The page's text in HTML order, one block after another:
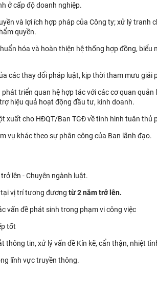
ở cấp độ doanh nghiệp.
và lợi ích hợp pháp của Công ty; xử lý tranh
quyền.
hóa và hoàn thiện hệ thống hợp đồng, biểu
các thay đổi pháp luật, kịp thời tham mưu giải
triển quan hệ hợp tác với các cơ quan quản
hiệu quả hoạt động đầu tư, kinh doanh.
xuất cho HĐQT/Ban TGĐ về tình hình tuân thủ
vụ khác theo sự phân công của Ban lãnh đạo.
lên - Chuyên ngành luật.
vị trí tương đương từ 2 năm trở lên.
vấn đề phát sinh trong phạm vi công việc
tốt
thông tin, xử lý vấn đề Kín kẽ, cẩn thận, nhiệt
lĩnh vực truyền thông.